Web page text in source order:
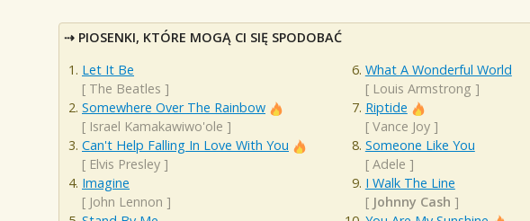
PIOSENKI, KTÓRE MOGĄ CI SIĘ SPODOBAĆ
Let It Be
[ The Beatles ]
Somewhere Over The Rainbow
[ Israel Kamakawiwo'ole ]
Can't Help Falling In Love With You
[ Elvis Presley ]
Imagine
[ John Lennon ]
What A Wonderful World
[ Louis Armstrong ]
Riptide
[ Vance Joy]
Someone Like You
[ Adele ]
I Walk The Line
[ Johnny Cash ]